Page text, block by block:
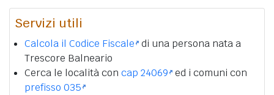
Servizi utili
Calcola il Codice Fiscale di una persona nata a
Trescore Balneario
Cerca le località con cap 24069 ed i comuni con
prefisso 035